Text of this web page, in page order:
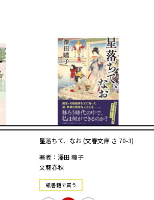
星落ちて、なお (文春文庫 さ 70-3)
著者：澤田 瞳子
文藝春秋
紙書籍で買う